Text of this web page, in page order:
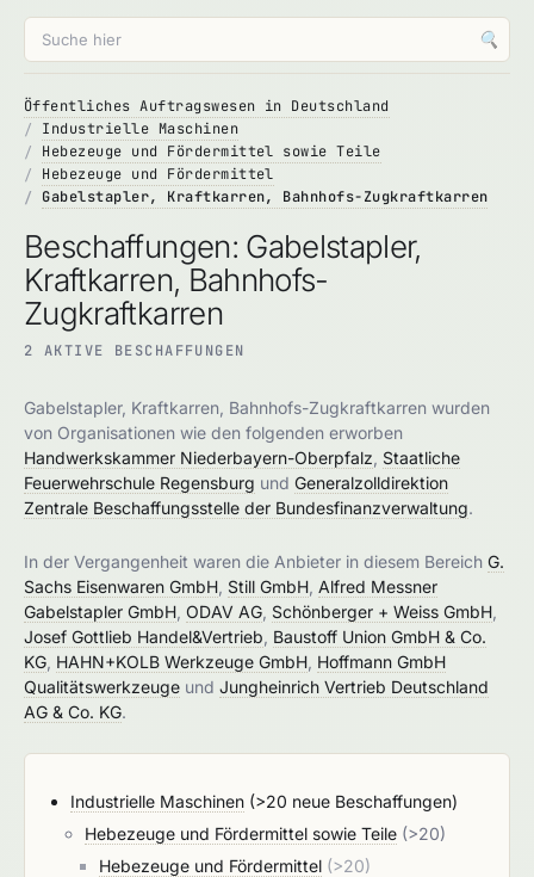
🔍
Öffentliches Auftragswesen in Deutschland
Industrielle Maschinen
Hebezeuge und Fördermittel sowie Teile
Hebezeuge und Fördermittel
Gabelstapler, Kraftkarren, Bahnhofs-Zugkraftkarren
Beschaffungen: Gabelstapler,
Kraftkarren, Bahnhofs-
Zugkraftkarren
2 AKTIVE BESCHAFFUNGEN
Gabelstapler, Kraftkarren, Bahnhofs-Zugkraftkarren wurden
von Organisationen wie den folgenden erworben
Handwerkskammer Niederbayern-Oberpfalz Staatliche
Feuerwehrschule Regensburg und Generalzolldirektion
Zentrale Beschaffungsstelle der Bundesfinanzverwaltung.
In der Vergangenheit waren die Anbieter in diesem Bereich G.
Sachs Eisenwaren GmbH Still GmbH Alfred Messner
Gabelstapler GmbH ODAV AG Schönberger + Weiss GmbH
Josef Gottlieb Handel&Vertrieb Baustoff Union GmbH & Co.
KG HAHN+KOLB Werkzeuge GmbH Hoffmann GmbH
Qualitätswerkzeuge und Jungheinrich Vertrieb Deutschland
AG & Co. KG.
Industrielle Maschinen (>20 neue Beschaffungen)
Hebezeuge und Fördermittel sowie Teile (>20)
Hebezeuge und Fördermittel (>20)